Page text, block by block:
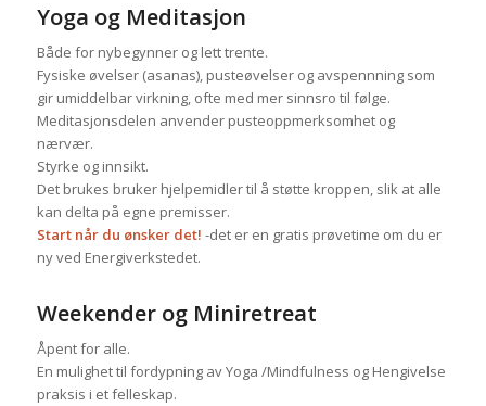
Yoga og Meditasjon
Både for nybegynner og lett trente.
Fysiske øvelser (asanas), pusteøvelser og avspennning som
gir umiddelbar virkning, ofte med mer sinnsro til følge.
Meditasjonsdelen anvender pusteoppmerksomhet og
nærvær.
Styrke og innsikt.
Det brukes bruker hjelpemidler til å støtte kroppen, slik at alle
kan delta på egne premisser.
Start når du ønsker det! -det er en gratis prøvetime om du er
ny ved Energiverkstedet.
Weekender og Miniretreat
Åpent for alle.
En mulighet til fordypning av Yoga /Mindfulness og Hengivelse
praksis i et felleskap.